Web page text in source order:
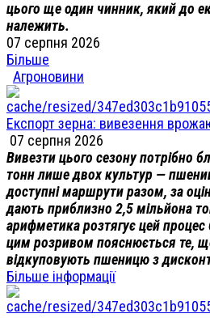
цього ще один чинник, який до
належить.
07 серпня 2026
Більше
Агроновини
Експорт зерна: вивезення
07 серпня 2026
Вивезти цього сезону потрібно
тонн лише двох культур —
доступні маршрути разом, за
дають приблизно 2,5 мільйона
арифметика розтягує цей
цим розривом пояснюється те,
відкуповують пшеницю з
Більше інформації